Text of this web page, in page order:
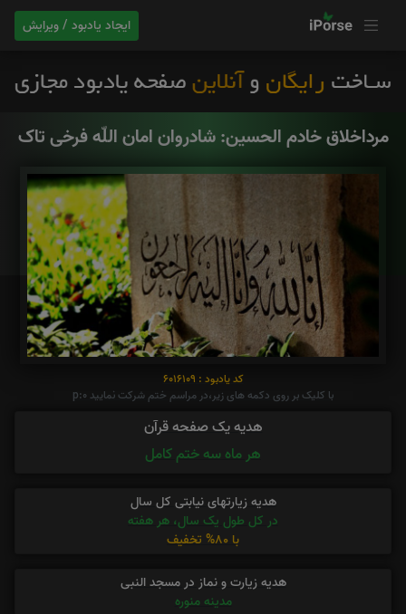
ایجاد یادبود / ویرایش
مرداخلاق خادم الحسین: شادروان امان اللّه فرخی تاک
کد یادبود : 6016109
با کلیک بر روی دکمه های زیر،در مراسم ختم شرکت نمایید p:0
هدیه یک صفحه قرآن
هر ماه سه ختم کامل
هدیه زیارتهای نیابتی کل سال
در کل طول یک سال، هر هفته
با 80% تخفیف
هدیه زیارت و نماز در مسجد النبی
مدینه منوره